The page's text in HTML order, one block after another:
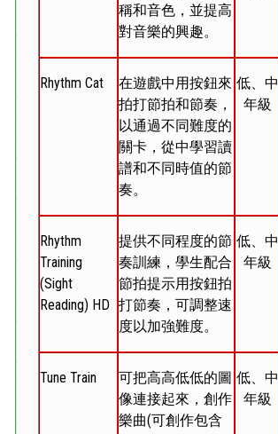
稱和音色，並提高
對音樂的興趣。
Rhythm Cat
在遊戲中用按鈕來
拍打節拍和節奏，
以通過不同難度的
關卡，從中學習讀
譜和不同時值的節
奏。
低、中
年級
Rhythm
Training
(Sight
Reading) HD
提供不同程度的節
奏訓練，學生配合
節拍提示用按鈕拍
打節奏，可調整速
度以加強難度。
低、中
年級
Tune Train
可把高高低低的圖
像連接起來，創作
樂曲(可創作包含
低、中
年級